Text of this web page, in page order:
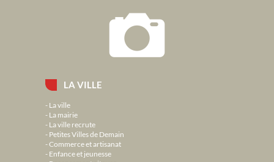
LA VILLE
La ville
La mairie
La ville recrute
Petites Villes de Demain
Commerce et artisanat
Enfance et jeunesse